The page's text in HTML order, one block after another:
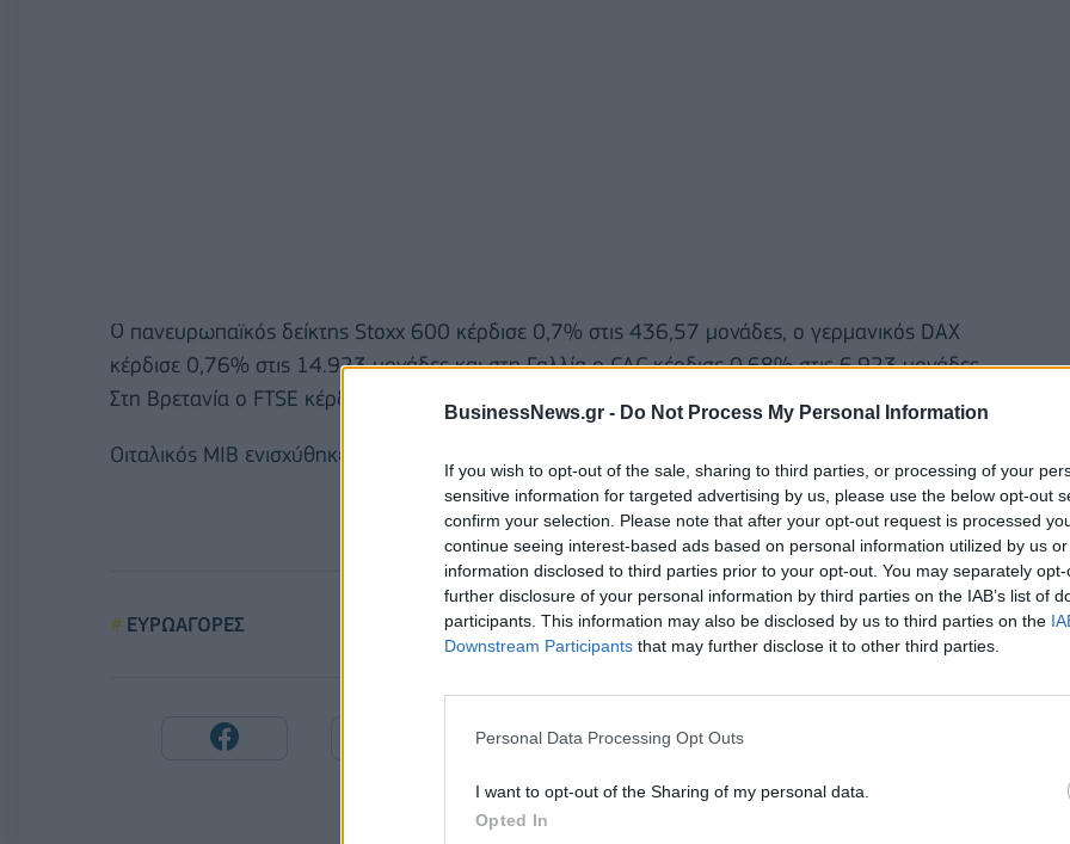
BusinessNews.gr - Do Not Process My Personal Information
If you wish to opt-out of the sale, sharing to third parties, or processing of your
sensitive information for targeted advertising by us, please use the below opt-out
confirm your selection. Please note that after your opt-out request is processed
continue seeing interest-based ads based on personal information utilized by us
information disclosed to third parties prior to your opt-out. You may separately
further disclosure of your personal information by third parties on the IAB’s list of
participants. This information may also be disclosed by us to third parties on the
Downstream Participants that may further disclose it to other third parties.
Personal Data Processing Opt Outs
I want to opt-out of the Sharing of my personal data.
Opted In
Ο πανευρωπαϊκός δείκτης Stoxx 600 κέρδισε 0,7% στις 436,57 μονάδες, ο γερμανικός DAX
κέρδισε 0,76% στις 14.923 μονάδες και στη Γαλλία ο CAC κέρδισε 0,68% στις 6.923 μονάδες.
Στη Βρετανία ο FTSE κέρδισε 0,28%.
Οιταλικός MIB ενισχύθηκε κατά 0,88% και στην Ισπανία ο IBEX κέρδισε 0,64%.
ΕΥΡΩΑΓΟΡΕΣ